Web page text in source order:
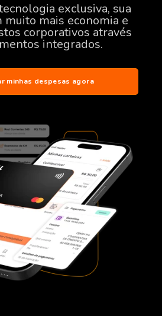
exclusiva, sua
muito mais economia e
corporativos através
integrados.
minhas despesas agora